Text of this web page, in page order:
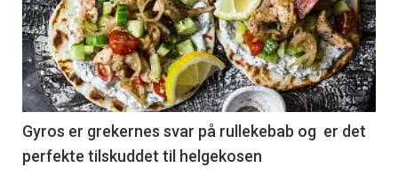
akkurat
nå
-
6
Gyros er grekernes svar på rullekebab og er det
perfekte tilskuddet til helgekosen